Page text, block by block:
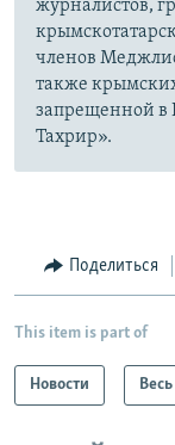
журналистов,
членов
также
запрещенной в
Тахрир».
Поделиться
This item is part of
Новости